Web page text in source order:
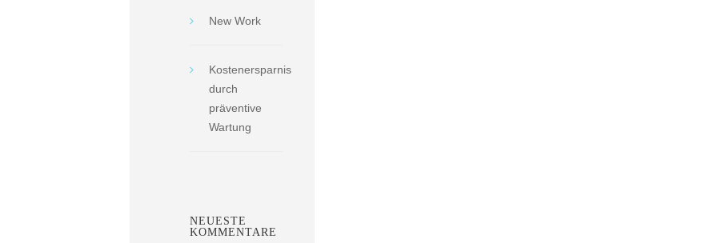
New Work
Kostenersparnis
durch
präventive
Wartung
NEUESTE
KOMMENTARE